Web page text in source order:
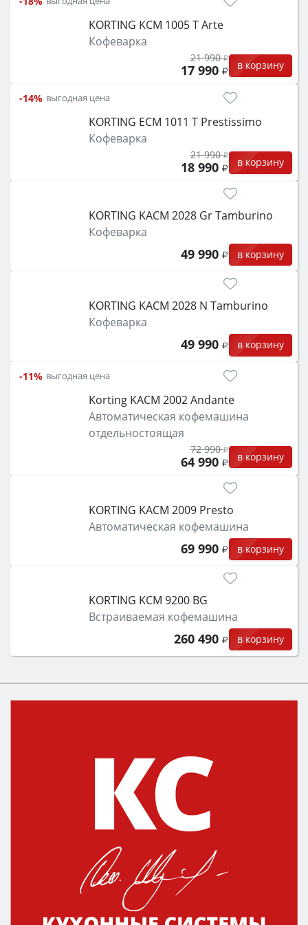
KORTING KCM 1005 T Arte
Кофеварка
21 990
17 990 в корзину
-14% выгодная цена
KORTING ECM 1011 T Prestissimo
Кофеварка
21 990
18 990 в корзину
KORTING KACM 2028 Gr Tamburino
Кофеварка
49 990 в корзину
KORTING KACM 2028 N Tamburino
Кофеварка
49 990 в корзину
-11% выгодная цена
Korting KACM 2002 Andante
Автоматическая кофемашина
отдельностоящая
72 990
64 990 в корзину
KORTING KACM 2009 Presto
Автоматическая кофемашина
69 990 в корзину
KORTING KCM 9200 BG
Встраиваемая кофемашина
260 490 в корзину